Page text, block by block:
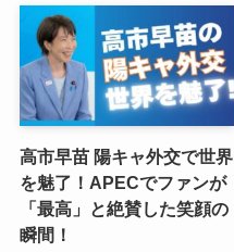
高市早苗 陽キャ外交で世界
を魅了！APECでファンが
「最高」と絶賛した笑顔の
瞬間！